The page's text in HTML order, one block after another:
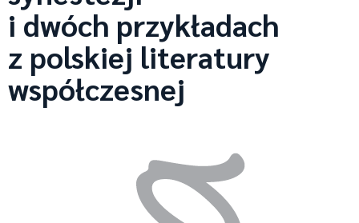
i dwóch przykładach
z polskiej literatury
współczesnej